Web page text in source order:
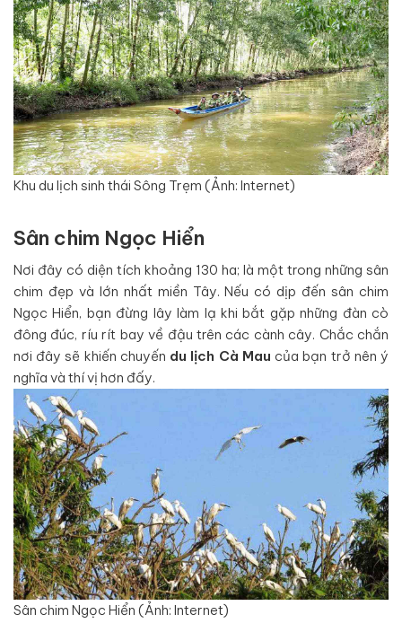
Khu du lịch sinh thái Sông Trẹm (Ảnh: Internet)
Sân chim Ngọc Hiển
Nơi đây có diện tích khoảng 130 ha; là một trong những sân
chim đẹp và lớn nhất miền Tây. Nếu có dịp đến sân chim
Ngọc Hiển, bạn đừng lây làm lạ khi bắt gặp những đàn cò
đông đúc, ríu rít bay về đậu trên các cành cây. Chắc chắn
nơi đây sẽ khiến chuyến du lịch Cà Mau của bạn trở nên ý
nghĩa và thí vị hơn đấy.
Sân chim Ngọc Hiển (Ảnh: Internet)